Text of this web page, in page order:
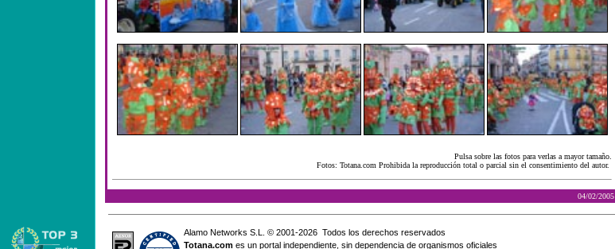
Pulsa sobre las fotos para verlas a mayor tamaño.
Fotos: Totana.com Prohibida la reproducción total o parcial sin el consentimiento del autor.
04/02/2005
Alamo Networks S.L. © 2001-2026 Todos los derechos reservados
Totana.com es un portal independiente, sin dependencia de organismos oficiales